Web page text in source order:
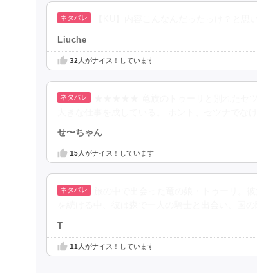
Liuche
32 人がナイス！しています
大きな仕事を成している。 ホント、セツナでな
せ〜ちゃん
15人がナイス！しています
を続ける中、彼は森で一人の騎士と出会い、国
T
11 人がナイス！しています